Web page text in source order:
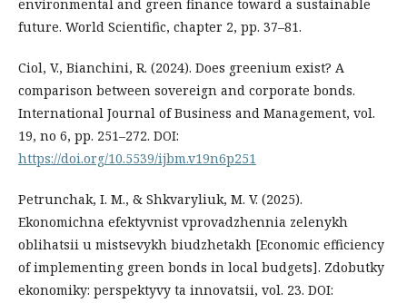
environmental and green finance toward a sustainable
future. World Scientific, chapter 2, pp. 37–81.
Ciol, V., Bianchini, R. (2024). Does greenium exist? A
comparison between sovereign and corporate bonds.
International Journal of Business and Management, vol.
19, no 6, pp. 251–272. DOI:
https://doi.org/10.5539/ijbm.v19n6p251
Petrunchak, I. M., & Shkvaryliuk, M. V. (2025).
Ekonomichna efektyvnist vprovadzhennia zelenykh
oblihatsii u mistsevykh biudzhetakh [Economic efficiency
of implementing green bonds in local budgets]. Zdobutky
ekonomiky: perspektyvy ta innovatsii, vol. 23. DOI: